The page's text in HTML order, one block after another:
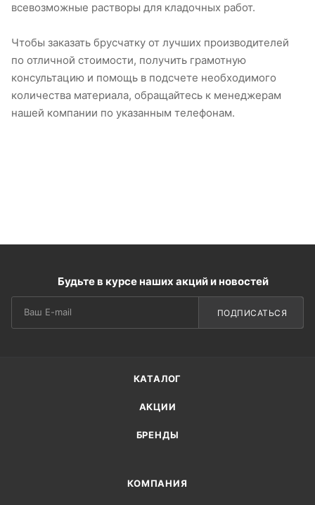
всевозможные растворы для кладочных работ.
Чтобы заказать брусчатку от лучших производителей
по отличной стоимости, получить грамотную
консультацию и помощь в подсчете необходимого
количества материала, обращайтесь к менеджерам
нашей компании по указанным телефонам.
Будьте в курсе наших акций и новостей
ПОДПИСАТЬСЯ
КАТАЛОГ
АКЦИИ
БРЕНДЫ
КОМПАНИЯ